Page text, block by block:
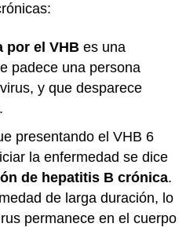
por el VHB es una
padece una persona
y que desparece
presentando el VHB 6
la enfermedad se dice
de hepatitis B crónica.
de larga duración, lo
permanece en el cuerpo